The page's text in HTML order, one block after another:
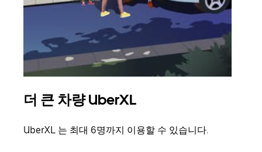
더 큰 차량 UberXL
UberXL 는 최대 6명까지 이용할 수 있습니다.